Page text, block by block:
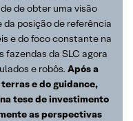
de obter uma visão
posição de referência
e do foco constante na
fazendas da SLC agora
e robôs. Após a
e do guidance,
tese de investimento
as perspectivas